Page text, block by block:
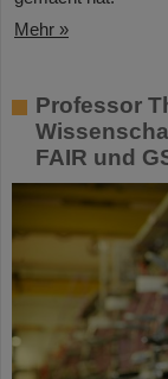
Mehr »
Professor
FAIR und